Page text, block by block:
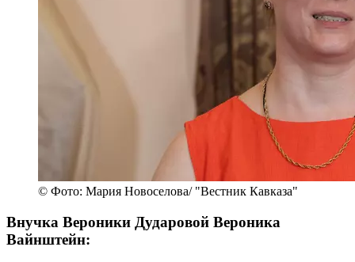
© Фото: Мария Новоселова/ "Вестник Кавказа"
Внучка Вероники Дударовой Вероника
Вайнштейн: